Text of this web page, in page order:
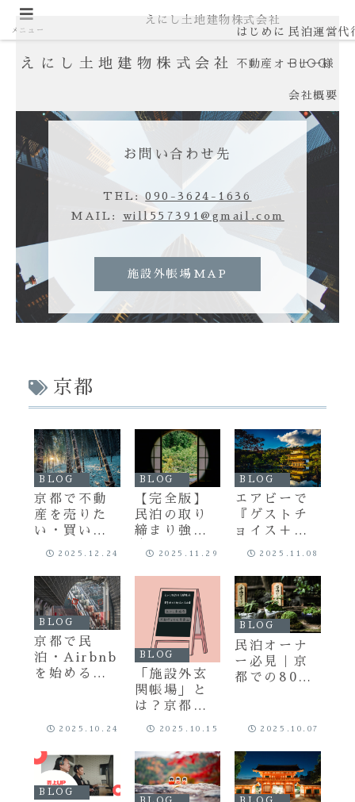
えにし土地建物株式会社
はじめに 民泊運営代
不動産オーナー様
BLOG
会社概要
お問い合わせ先
TEL:090-3624-1636
MAIL: will557391@gmail.com
施設外帳場MAP
京都
BLOG
京都で不動
産を売りた
い・買いた
い方へ｜え
物株式会社
が選ばれる
理由
2025.12.24
BLOG
【完全版】
民泊の取り
締まり強化
│今年のう
ませんか？
【京都市民
泊オーナー
向け】
2025.11.29
BLOG
エアビーで
『ゲストチ
ョイス＋ス
ーパーホス
｜京都の宿
運営・不動
産相談なら
「えにし土
地建物株式
会社」へ
2025.11.08
BLOG
京都で民
泊・Airbnb
を始める方
令順守」の
宿泊ビジネ
スを
2025.10.24
BLOG
「施設外玄
関帳場」と
は？京都で
法にサポー
ト
2025.10.15
BLOG
民泊オーナ
ー必見｜京
都での800
場代行・駆
体制を整え
る方法
2025.10.07
BLOG
メニュー
えにし土地建物株式会社